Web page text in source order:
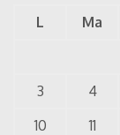
L Ma
3
4
10
11